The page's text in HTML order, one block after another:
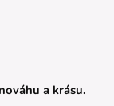
a krásu.